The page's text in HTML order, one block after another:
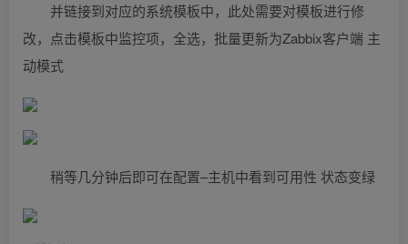
并链接到对应的系统模板中，此处需要对模板进行修
改，点击模板中监控项，全选，批量更新为Zabbix客户端 主
动模式
稍等几分钟后即可在配置–主机中看到可用性 状态变绿